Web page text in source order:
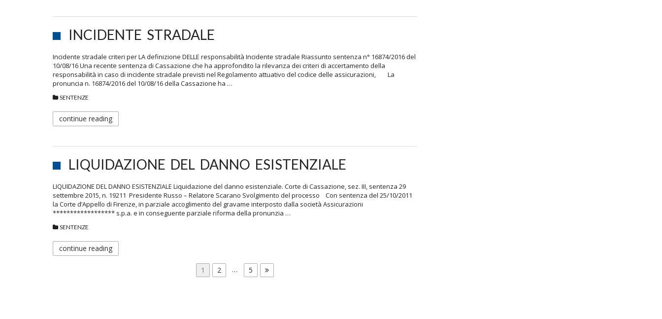
INCIDENTE STRADALE
Incidente stradale criteri per LA definizione DELLE responsabilità Incidente stradale Riassunto sentenza n° 16874/2016 del
10/08/16 Una recente sentenza di Cassazione che ha approfondito la rilevanza dei criteri di accertamento della
responsabilità in caso di incidente stradale previsti nel Regolamento attuativo del codice delle assicurazioni, La
pronuncia n. 16874/2016 del 10/08/16 della Cassazione ha …
SENTENZE
continue reading
LIQUIDAZIONE DEL DANNO ESISTENZIALE
LIQUIDAZIONE DEL DANNO ESISTENZIALE Liquidazione del danno esistenziale. Corte di Cassazione, sez. III, sentenza 29
settembre 2015, n. 19211 Presidente Russo – Relatore Scarano Svolgimento del processo Con sentenza del 25/10/2011
la Corte d’Appello di Firenze, in parziale accoglimento del gravame interposto dalla società Assicurazioni
****************** s.p.a. e in conseguente parziale riforma della pronunzia …
SENTENZE
continue reading
Page
1 Page
2 … Page
5